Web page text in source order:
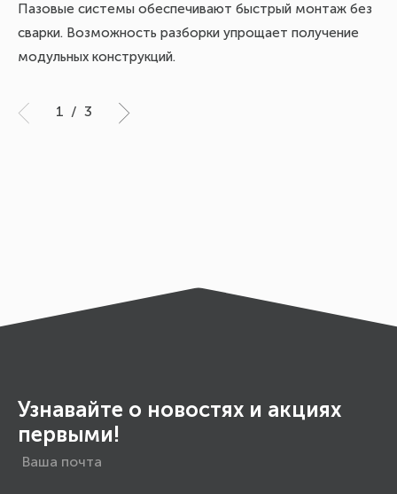
Пазовые системы обеспечивают быстрый монтаж без
сварки. Возможность разборки упрощает получение
модульных конструкций.
1 / 3
Узнавайте о новостях и акциях
первыми!